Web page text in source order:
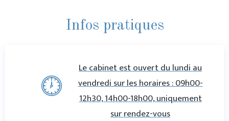
Infos pratiques
Le cabinet est ouvert du lundi au
vendredi sur les horaires : 09h00-
12h30, 14h00-18h00, uniquement
sur rendez-vous